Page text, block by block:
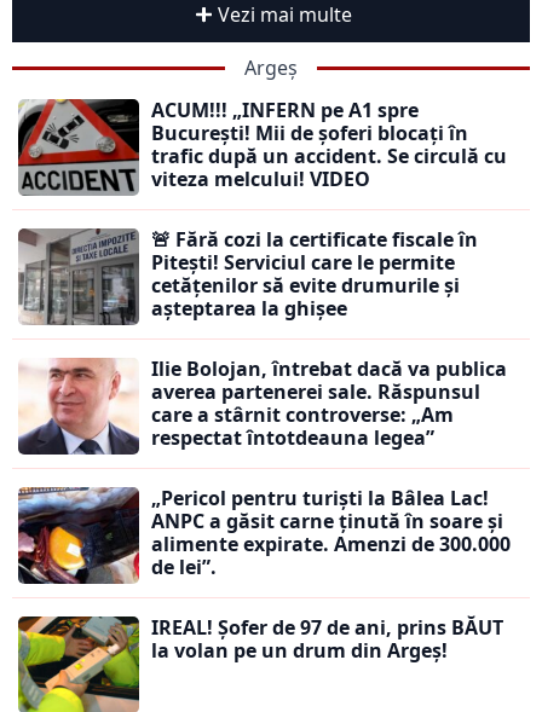
Vezi mai multe
Argeș
ACUM!!! „INFERN pe A1 spre
București! Mii de șoferi blocați în
trafic după un accident. Se circulă cu
viteza melcului! VIDEO
🚨 Fără cozi la certificate fiscale în
Pitești! Serviciul care le permite
cetățenilor să evite drumurile și
așteptarea la ghișee
Ilie Bolojan, întrebat dacă va publica
averea partenerei sale. Răspunsul
care a stârnit controverse: „Am
respectat întotdeauna legea”
„Pericol pentru turiști la Bâlea Lac!
ANPC a găsit carne ținută în soare și
alimente expirate. Amenzi de 300.000
de lei”.
IREAL! Șofer de 97 de ani, prins BĂUT
la volan pe un drum din Argeș!